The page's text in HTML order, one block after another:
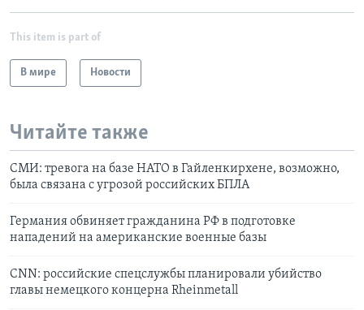
This item is part of
В мире Новости
Читайте также
СМИ: тревога на базе НАТО в Гайленкирхене, возможно,
была связана с угрозой российских БПЛА
Германия обвиняет гражданина РФ в подготовке
нападений на американские военные базы
CNN: российские спецслужбы планировали убийство
главы немецкого концерна Rheinmetall